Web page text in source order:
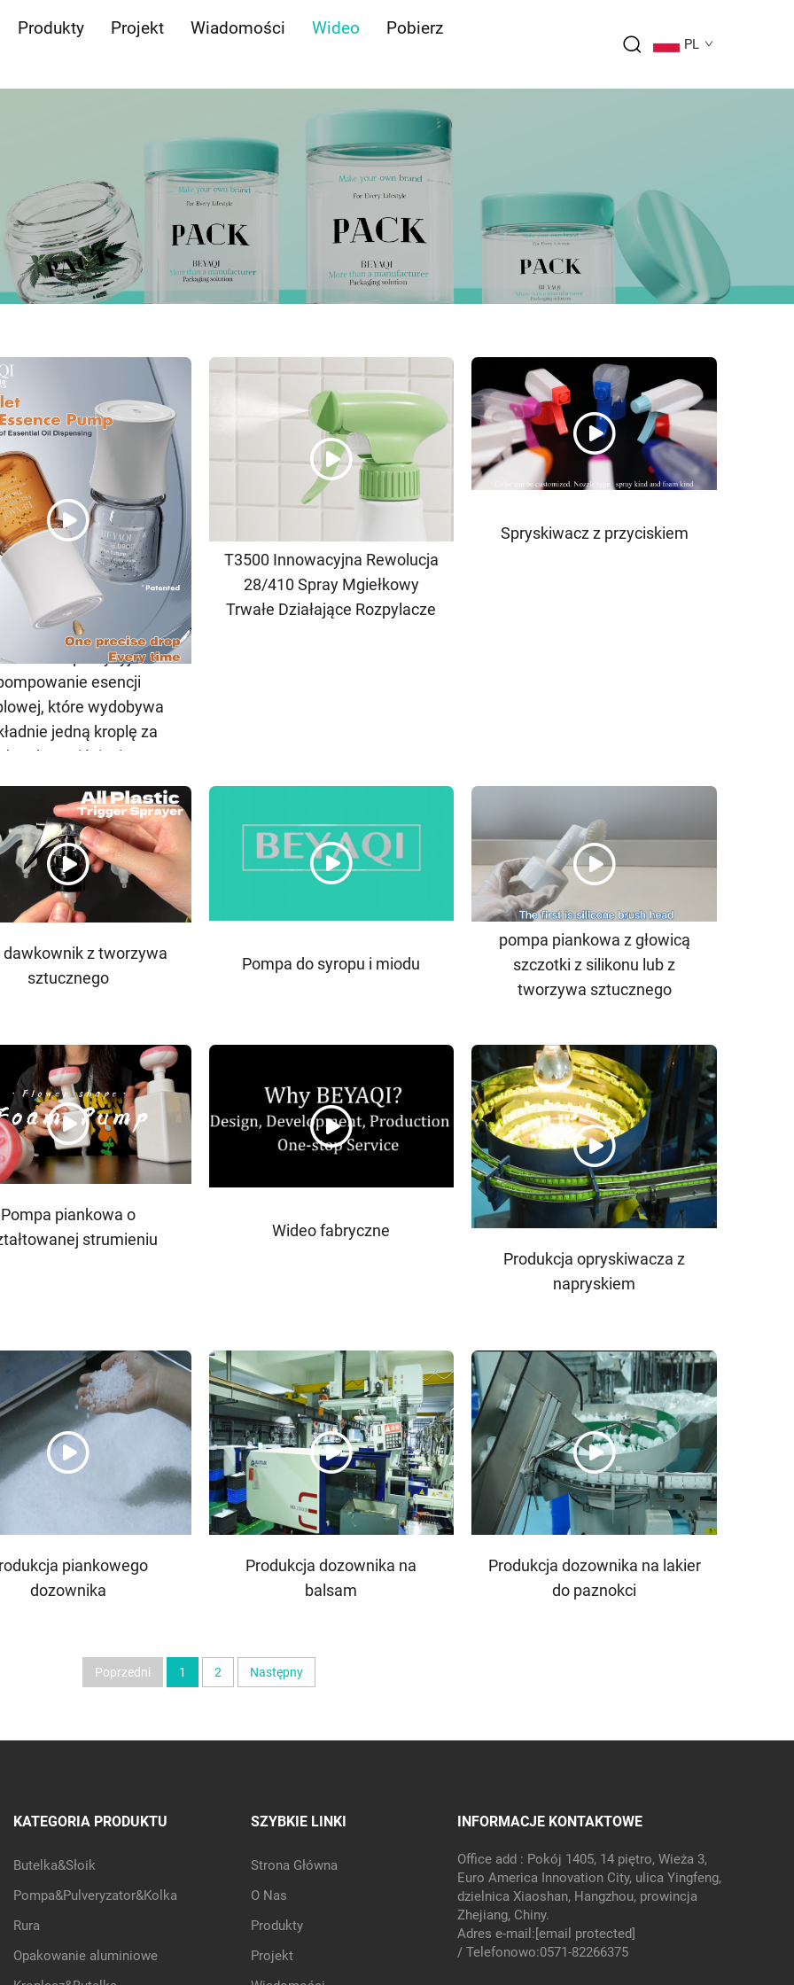
Produkty Projekt Wiadomości Wideo Pobierz
PL
precyzyjne
esencji
które wydobywa
jedną kroplę za
każde naciśnięcie
T3500 Innowacyjna Rewolucja
28/410 Spray Mgiełkowy
Trwałe Działające Rozpylacze
Spryskiwacz z przyciskiem
dawkownik z tworzywa
sztucznego
Pompa do syropu i miodu
pompa piankowa z głowicą
szczotki z silikonu lub z
tworzywa sztucznego
Pompa piankowa o
strumieniu
Wideo fabryczne
Produkcja opryskiwacza z
napryskiem
piankowego
dozownika
Produkcja dozownika na
balsam
Produkcja dozownika na lakier
do paznokci
Poprzedni 1 2 Następny
KATEGORIA PRODUKTU
Butelka&Słoik
Pompa&Pulveryzator&Kolka
Rura
Opakowanie aluminiowe
SZYBKIE LINKI
Strona Główna
O Nas
Produkty
Projekt
INFORMACJE KONTAKTOWE
Office add : Pokój 1405, 14 piętro, Wieża 3,
Euro America Innovation City, ulica Yingfeng,
dzielnica Xiaoshan, Hangzhou, prowincja
Zhejiang, Chiny.
Adres e-mail:[email protected]
/ Telefonowo:0571-82266375